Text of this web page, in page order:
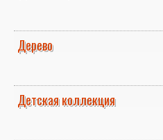
Дерево
Детская коллекция